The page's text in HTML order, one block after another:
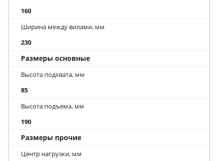
160
Ширина между вилами, мм
230
Размеры основные
Высота подхвата, мм
85
Высота подъема, мм
190
Размеры прочие
Центр нагрузки, мм